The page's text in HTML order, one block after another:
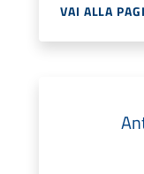
VAI ALLA